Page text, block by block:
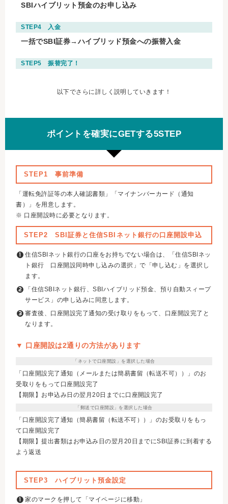
SBIハイブリット預金のお申し込み
STEP4 入金
一括でSBI証券→ハイブリッド預金への振替入金
STEP5 振替完了！
以下でさらに詳しく説明していきます！
ポイントを確実にGETする5STEP
STEP1 事前準備
「運転免許証等の本人確認書類」「マイナンバーカード（通知
書）」を用意します。
※ 口座開設時に必要となります。
STEP2 SBI証券と住信SBIネット銀行の口座開設申込
住信SBIネット銀行の口座をお持ちでない場合は、「住信SBIネッ
ト銀行 口座開設同時申し込みの選択」で「申し込む」を選択し
ます。
「住信SBIネット銀行、SBIハイブリッド預金、預り自動スィープ
サービス」の申し込みに同意します。
審査後、口座開設完了通知の受け取りをもって、口座開設完了と
なります。
▼ 口座開設は2通りの方法があります
「ネットで口座開設」を選択した場合
「口座開設完了通知（メールまたは簡易書留（転送不可））」のお
受取りをもって口座開設完了
【期限】お申込み日の翌月20日までに口座開設完了
「郵送で口座開設」を選択した場合
「口座開設完了通知（簡易書留（転送不可））」のお受取りをもっ
て口座開設完了
【期限】提出書類はお申込み日の翌月20日までにSBI証券に到着する
よう返送
STEP3 ハイブリット預金設定
家のマークを押して「マイページに移動」